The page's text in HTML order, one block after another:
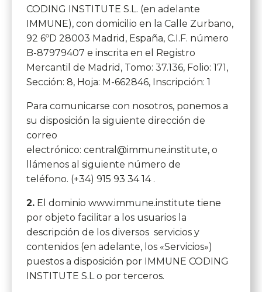
CODING INSTITUTE S.L. (en adelante
IMMUNE), con domicilio en la Calle Zurbano,
92 6ºD 28003 Madrid, España, C.I.F. número
B-87979407 e inscrita en el Registro
Mercantil de Madrid, Tomo: 37.136, Folio: 171,
Sección: 8, Hoja: M-662846, Inscripción: 1
Para comunicarse con nosotros, ponemos a
su disposición la siguiente dirección de
correo
electrónico: central@immune.institute, o
llámenos al siguiente número de
teléfono. (+34) 915 93 34 14 .
2. El dominio www.immune.institute tiene
por objeto facilitar a los usuarios la
descripción de los diversos servicios y
contenidos (en adelante, los «Servicios»)
puestos a disposición por IMMUNE CODING
INSTITUTE S.L o por terceros.